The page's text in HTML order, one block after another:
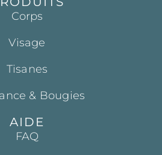
Corps
Visage
Tisanes
& Bougies
AIDE
FAQ